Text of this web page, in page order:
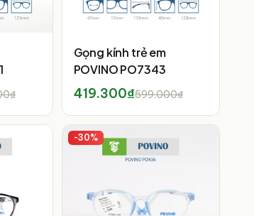
Gọng kính trẻ em
POVINO PO7343
419.300₫599.000₫
-30%